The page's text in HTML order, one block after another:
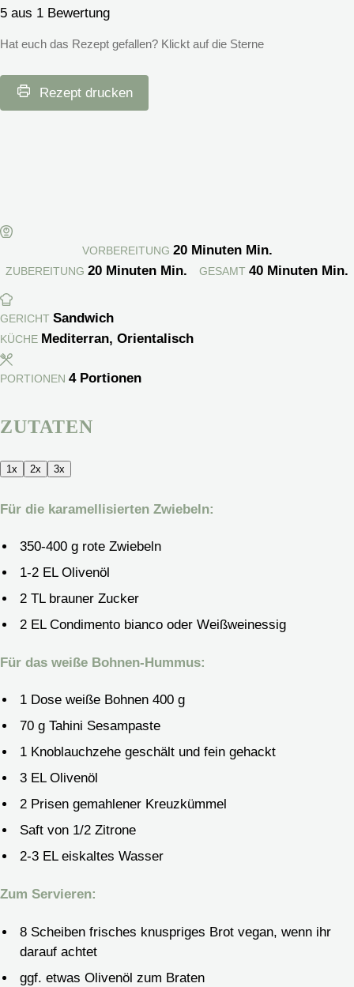
5 aus 1 Bewertung
Hat euch das Rezept gefallen? Klickt auf die Sterne
Rezept drucken
VORBEREITUNG 20Minuten Min.
ZUBEREITUNG20 Minuten Min. GESAMT 40Minuten Min.
GERICHT Sandwich
KÜCHE Mediterran, Orientalisch
PORTIONEN 4 Portionen
ZUTATEN
1x 2x 3x
Für die karamellisierten Zwiebeln:
350-400 g rote Zwiebeln
1-2 EL Olivenöl
2 TL brauner Zucker
2 EL Condimento bianco oder Weißweinessig
Für das weiße Bohnen-Hummus:
1 Dose weiße Bohnen 400 g
70 g Tahini Sesampaste
1 Knoblauchzehe geschält und fein gehackt
3 EL Olivenöl
2 Prisen gemahlener Kreuzkümmel
Saft von 1/2 Zitrone
2-3 EL eiskaltes Wasser
Zum Servieren:
8 Scheiben frisches knuspriges Brot vegan, wenn ihr
darauf achtet
ggf. etwas Olivenöl zum Braten